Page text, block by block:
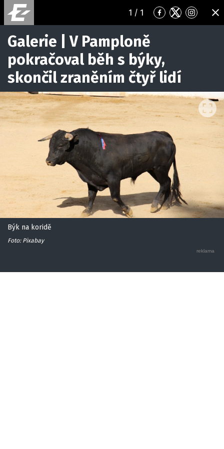
1 / 1
Přejít
na
Přejít
na
Přejít
na
Galerie | V Pamploně
pokračoval běh s býky,
skončil zraněním čtyř lidí
Býk na koridě
Foto: Pixabay